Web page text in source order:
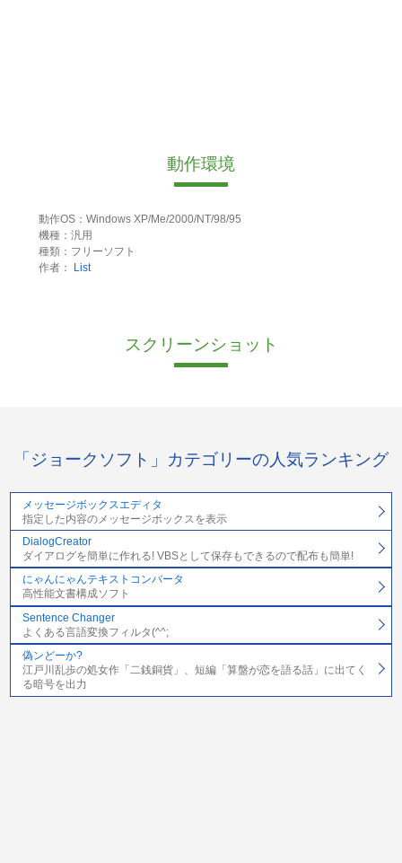
動作環境
動作OS：Windows XP/Me/2000/NT/98/95
機種：汎用
種類：フリーソフト
作者：
List
スクリーンショット
「ジョークソフト」カテゴリーの人気ランキング
メッセージボックスエディタ
指定した内容のメッセージボックスを表示
DialogCreator
ダイアログを簡単に作れる! VBSとして保存もできるので配布も簡単!
にゃんにゃんテキストコンバータ
高性能文書構成ソフト
Sentence Changer
よくある言語変換フィルタ(^^;
偽ンどーか?
江戸川乱歩の処女作「二銭銅貨」、短編「算盤が恋を語る話」に出てく
る暗号を出力